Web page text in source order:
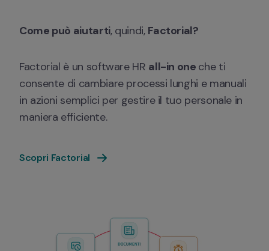
Come può aiutarti, quindi, Factorial?
Factorial è un software HR all-in one che ti
consente di cambiare processi lunghi e manuali
in azioni semplici per gestire il tuo personale in
maniera efficiente.
Scopri Factorial